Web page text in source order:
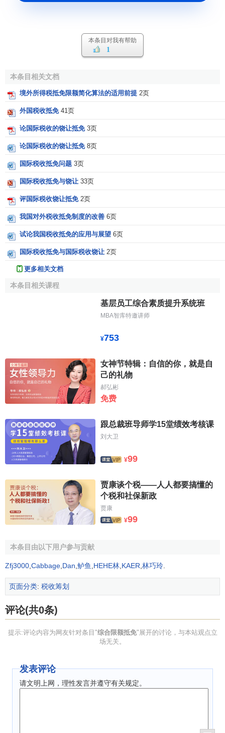
P公司向A国实际应缴纳的税款 = （500万美元+50万美
元+100万美元）×40%-55万美元 = 205万美元
从而P公司总共实际承担的税额 = 205万美元+55万美元
综合限额抵免的评价
综合限额抵免在不同条件下对
有不同的影响。当跨国纳税人在国外经营普遍盈利且各外国
税率高低不等时，采用综合限额抵免对纳税人有利。因为这
的超限额与低税率国出现的不足限额互相冲抵，可以增加纳
税人获得抵免的税额。
但如果跨国纳税人对外投资所在国全是高税国或全是
税国，则各国同时发生超限额或不足限额，就不会出现超限
盈亏并存时，即在有些国家盈利，在有些国家亏损，采用综
合限额抵免，因盈亏互抵
限额变小，这对跨国纳税人不利，但对居住国是有利的。由
的国家作为鼓励对外投资的一种手段。
本条目对我有帮助
1
本条目相关文档
境外所得税抵免限额简化算法的适用前提 2页
外国税收抵免 41页
论国际税收的饶让抵免 3页
论国际税收的饶让抵免 8页
国际税收抵免问题 3页
国际税收抵免与饶让 33页
评国际税收饶让抵免 2页
我国对外税收抵免制度的改善 6页
试论我国税收抵免的应用与展望 6页
国际税收抵免与国际税收饶让 2页
更多相关文档
本条目相关课程
基层员工综合素质提升系统班
MBA智库特邀讲师
¥753
女神节特辑：自信的你，就是自
己的礼物
郝弘彬
免费
跟总裁班导师学15堂绩效考核课
刘大卫
¥99
贾康谈个税——人人都要搞懂的
个税和社保新政
贾康
¥99
本条目由以下用户参与贡献
Zfj3000 Cabbage Dan 鲈鱼 HEHE林 KAER 林巧玲
页面分类: 税收筹划
评论(共0条)
提示:评论内容为网友针对条目"综合限额抵免"展开的讨论，与本站观点立
场无关。
发表评论
请文明上网，理性发言并遵守有关规定。